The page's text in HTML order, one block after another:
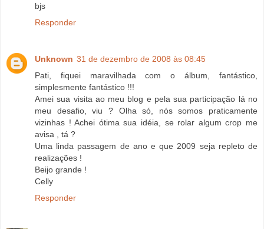
bjs
Responder
Unknown 31 de dezembro de 2008 às 08:45
Pati, fiquei maravilhada com o álbum, fantástico,
simplesmente fantástico !!!
Amei sua visita ao meu blog e pela sua participação lá no
meu desafio, viu ? Olha só, nós somos praticamente
vizinhas ! Achei ótima sua idéia, se rolar algum crop me
avisa , tá ?
Uma linda passagem de ano e que 2009 seja repleto de
realizações !
Beijo grande !
Celly
Responder